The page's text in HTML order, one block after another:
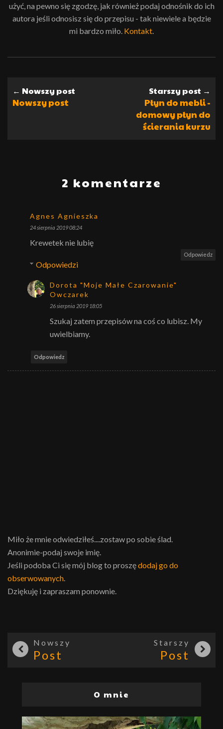
użyć, na pewno się zgodzę, jak również podaj odnośnik do ich
autora jeśli odnosisz się do przepisu - tak niewiele a będzie
mi bardzo miło. Kontakt
← Nowszy post
Nowszy post
Starszy post →
Płyn do mebli -
domowy płyn do
ścierania kurzu
2 komentarze
Agnes Agnieszka
24 sierpnia 2019 08:24
Krewetek nie lubię
Odpowiedz
Odpowiedzi
Dorota "Moje Małe Czarowanie"
Owczarek
26 sierpnia 2019 18:05
Szukaj zatem przepisów na coś co lubisz. My
uwielbiamy.
Odpowiedz
Miło że mnie odwiedziłeś....zostaw po sobie ślad.
Anonimie-podaj swoje imię.
Jeśli podoba Ci się mój blog to proszędodaj go do
obserwowanych
Dziękuję i zapraszam ponownie.
Nowszy
Post
Starszy
Post
O mnie